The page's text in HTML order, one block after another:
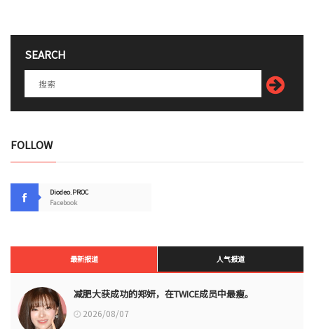
SEARCH
FOLLOW
Diodeo.PROC
Facebook
最新报道 人气报道
减肥大获成功的郑妍，在TWICE成员中最瘦。
2026/08/07